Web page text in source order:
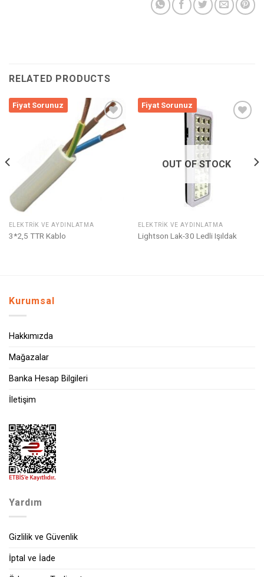
RELATED PRODUCTS
Fiyat Sorunuz
Listeme
Ekle
ELEKTRIK VE AYDINLATMA
3*2,5 TTR Kablo
Fiyat Sorunuz
OUT OF STOCK
ELEKTRIK VE AYDINLATMA
Lightson Lak-30 Ledli Işıldak
Kurumsal
Hakkımızda
Mağazalar
Banka Hesap Bilgileri
İletişim
Yardım
Gizlilik ve Güvenlik
İptal ve İade